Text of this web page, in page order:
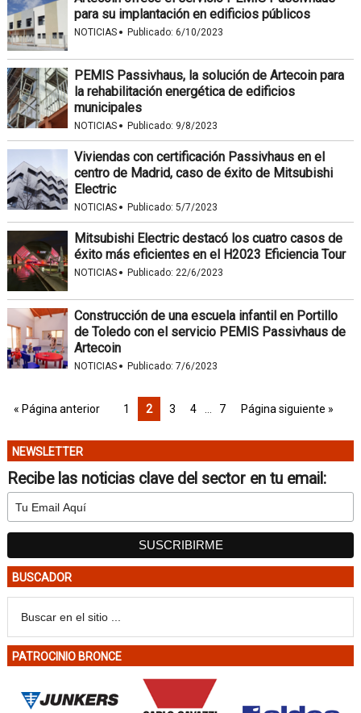
para su implantación en edificios públicos
NOTICIAS · Publicado: 6/10/2023
PEMIS Passivhaus, la solución de Artecoin para
la rehabilitación energética de edificios
municipales
NOTICIAS · Publicado: 9/8/2023
Viviendas con certificación Passivhaus en el
centro de Madrid, caso de éxito de Mitsubishi
Electric
NOTICIAS · Publicado: 5/7/2023
Mitsubishi Electric destacó los cuatro casos de
éxito más eficientes en el H2023 Eficiencia Tour
NOTICIAS · Publicado: 22/6/2023
Construcción de una escuela infantil en Portillo
de Toledo con el servicio PEMIS Passivhaus de
Artecoin
NOTICIAS · Publicado: 7/6/2023
« Página anterior 1 2 3 4 7 Página siguiente »
NEWSLETTER
Recibe las noticias clave del sector en tu email:
BUSCADOR
PATROCINIO BRONCE